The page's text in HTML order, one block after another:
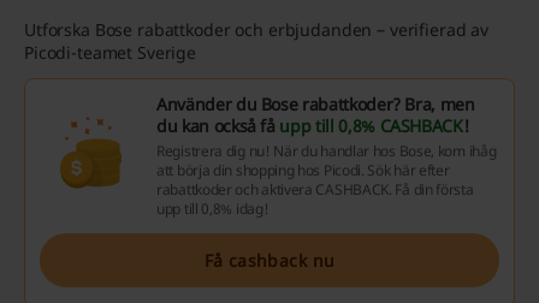
Utforska Bose rabattkoder och erbjudanden – verifierad av
Picodi-teamet Sverige
Använder du Bose rabattkoder? Bra, men
du kan också få upp till 0,8% CASHBACK!
Registrera dig nu! När du handlar hos Bose, kom ihåg
att börja din shopping hos Picodi. Sök här efter
rabattkoder och aktivera CASHBACK. Få din första
upp till 0,8% idag!
Få cashback nu